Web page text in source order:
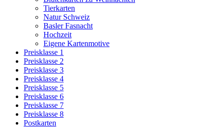
Tierkarten
Natur Schweiz
Basler Fasnacht
Hochzeit
Eigene Kartenmotive
Preisklasse 1
Preisklasse 2
Preisklasse 3
Preisklasse 4
Preisklasse 5
Preisklasse 6
Preisklasse 7
Preisklasse 8
Postkarten